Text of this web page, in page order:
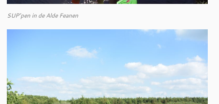
SUP’pen in de Alde Feanen